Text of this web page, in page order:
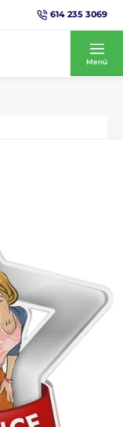
614 235 3069
Menú